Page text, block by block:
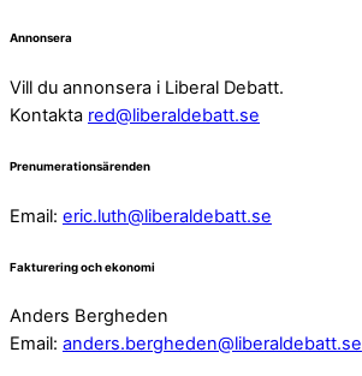
Annonsera
Vill du annonsera i Liberal Debatt.
Kontakta red@liberaldebatt.se
Prenumerationsärenden
Email: eric.luth@liberaldebatt.se
Fakturering och ekonomi
Anders Bergheden
Email: anders.bergheden@liberaldebatt.se